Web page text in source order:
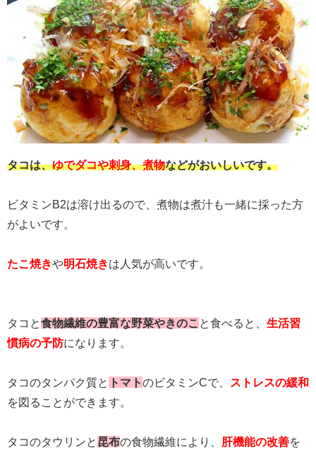
タコは、ゆでダコや刺身、煮物などがおいしいです。
ビタミンB2は溶け出るので、煮物は煮汁も一緒に採った方
がよいです。
たこ焼きや明石焼きは人気が高いです。
タコと食物繊維の豊富な野菜やきのこ と食べると、 生活習
慣病の予防になります。
タコのタンパク質と トマトのビタミンCで、
ストレスの緩和
を図ることができます。
タコのタウリンと 昆布の食物繊維により、 肝機能の改善を